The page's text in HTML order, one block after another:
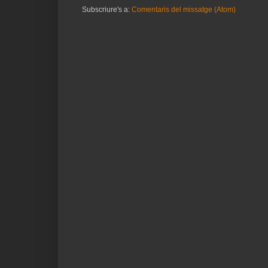
Subscriure's a: Comentaris del missatge (Atom)